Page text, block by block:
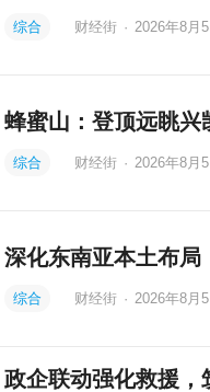
综合 财经街 · 2026年8月5
蜂蜜山：登顶远眺兴
综合 财经街 · 2026年8月5
深化东南亚本土布
综合 财经街 · 2026年8月5
政企联动强化救援，